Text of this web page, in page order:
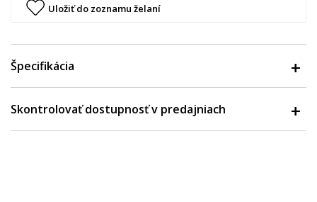
Uložiť do zoznamu želaní
Špecifikácia
Skontrolovať dostupnosť v predajniach